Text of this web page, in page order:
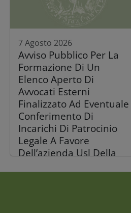
7 Agosto 2026
Avviso Pubblico Per La
Formazione Di Un
Elenco Aperto Di
Avvocati Esterni
Finalizzato Ad Eventuale
Conferimento Di
Incarichi Di Patrocinio
Legale A Favore
Dell’azienda Usl Della